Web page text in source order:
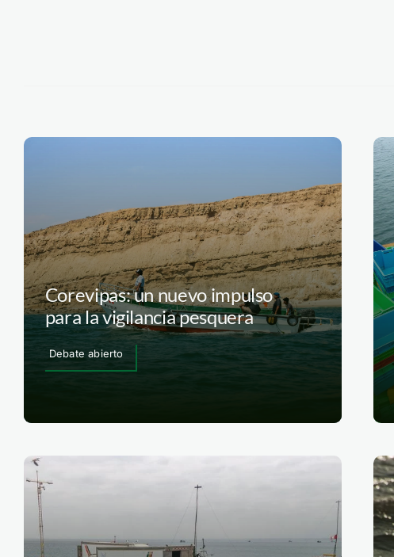
Corevipas: un nuevo impulso
para la vigilancia pesquera
Debate abierto